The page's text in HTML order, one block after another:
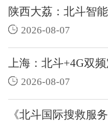
陕西大荔：北斗智
2026-08-07
上海：北斗+4G双
2026-08-07
《北斗国际搜救服